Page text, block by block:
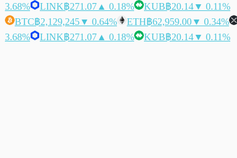
3.68%
LINK฿271.07 ▲ 0.18% KUB฿20.14▼ 0.11%
BTC฿2,129,245▼ 0.64% ETH฿62,959.00▼ 0.34%
3.68%
LINK฿271.07 ▲ 0.18% KUB฿20.14▼ 0.11%